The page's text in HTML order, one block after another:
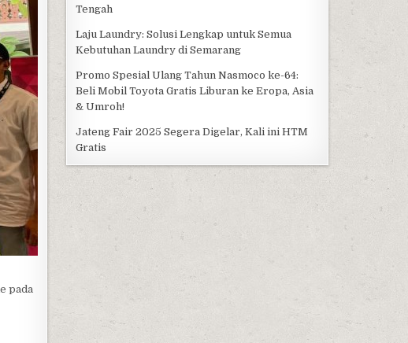
pada
Tengah
Laju Laundry: Solusi Lengkap untuk Semua
Kebutuhan Laundry di Semarang
Promo Spesial Ulang Tahun Nasmoco ke-64:
Beli Mobil Toyota Gratis Liburan ke Eropa, Asia
& Umroh!
Jateng Fair 2025 Segera Digelar, Kali ini HTM
Gratis